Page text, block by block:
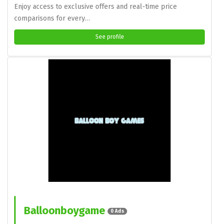
Enjoy access to exclusive offers and real-time price
comparisons for every…
See profile
Balloonboygame 0 Ads